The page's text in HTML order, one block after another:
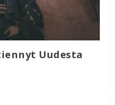
Uudesta